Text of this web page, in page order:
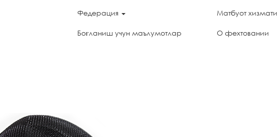
Федерация Матбуот хизмати
Боғланиш учун маълумотлар О фехтовании